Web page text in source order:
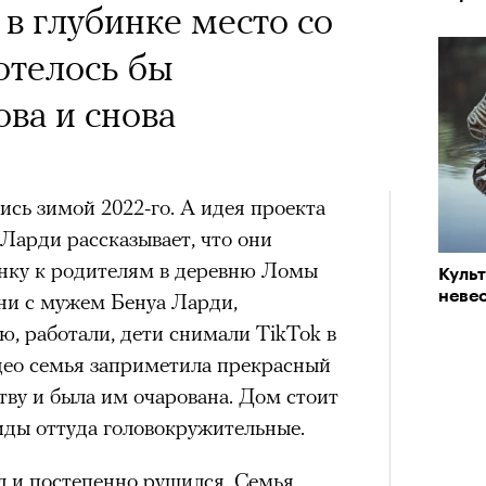
глубинке место со
бы
и снова
зимой 2022-го. А идея проекта
рассказывает, что они
к родителям в деревню Ломы
с мужем Бенуа Ларди,
работали, дети снимали TikTok в
семья заприметила прекрасный
и была им очарована. Дом стоит
оттуда головокружительные.
и постепенно рушился. Семья
а другие
жизнью?
объясняют, как
и почему к ней
канал «РБК Стиль»